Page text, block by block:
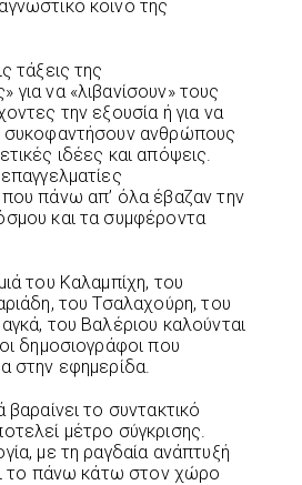
κοινό της
τάξεις της
για να «λιβανίσουν» τους
την εξουσία ή για να
συκοφαντήσουν ανθρώπους
ιδέες και απόψεις.
πάνω απ’ όλα έβαζαν την
και τα συμφέροντα
του Καλαμπίχη, του
του Τσαλαχούρη, του
του Βαλέριου καλούνται
δημοσιογράφοι που
στην εφημερίδα.
το συντακτικό
μέτρο σύγκρισης.
με τη ραγδαία ανάπτυξή
το πάνω κάτω στον χώρο